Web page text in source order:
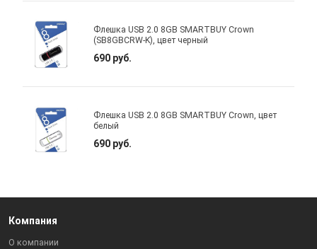
Флешка USB 2.0 8GB SMARTBUY Crown
(SB8GBCRW-K), цвет черный
690 руб.
Флешка USB 2.0 8GB SMARTBUY Crown, цвет
белый
690 руб.
Компания
О компании